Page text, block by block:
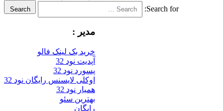
Search for:
خرید بک لینک فالو
پسورد نود 32
اوکلی لایسنس رایگان نود 32
همیار نود 32
بهترین سئو